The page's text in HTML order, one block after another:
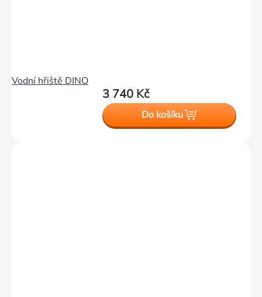
Vodní hřiště DINO
3 740 Kč
Do košíku